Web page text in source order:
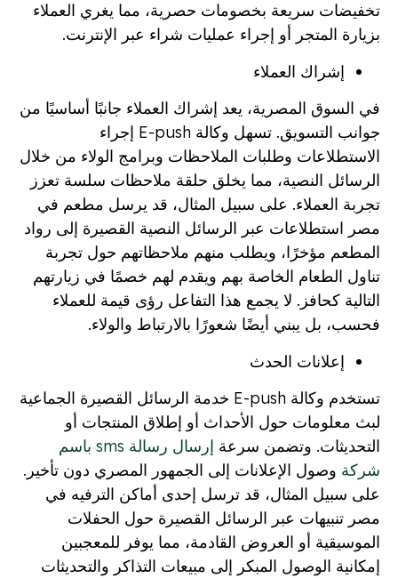
تخفيضات سريعة بخصومات حصرية، مما يغري العملاء
بزيارة المتجر أو إجراء عمليات شراء عبر الإنترنت.
إشراك العملاء
في السوق المصرية، يعد إشراك العملاء جانبًا أساسيًا من
جوانب التسويق. تسهل وكالة E-push إجراء
الاستطلاعات وطلبات الملاحظات وبرامج الولاء من خلال
الرسائل النصية، مما يخلق حلقة ملاحظات سلسة تعزز
تجربة العملاء. على سبيل المثال، قد يرسل مطعم في
مصر استطلاعات عبر الرسائل النصية القصيرة إلى رواد
المطعم مؤخرًا، ويطلب منهم ملاحظاتهم حول تجربة
تناول الطعام الخاصة بهم ويقدم لهم خصمًا في زيارتهم
التالية كحافز. لا يجمع هذا التفاعل رؤى قيمة للعملاء
فحسب، بل يبني أيضًا شعورًا بالارتباط والولاء.
إعلانات الحدث
تستخدم وكالة E-push خدمة الرسائل القصيرة الجماعية
لبث معلومات حول الأحداث أو إطلاق المنتجات أو
التحديثات. وتضمن سرعة
إرسال رسالة sms باسم
شركة وصول الإعلانات إلى الجمهور المصري دون تأخير.
على سبيل المثال، قد ترسل إحدى أماكن الترفيه في
مصر تنبيهات عبر الرسائل القصيرة حول الحفلات
الموسيقية أو العروض القادمة، مما يوفر للمعجبين
إمكانية الوصول المبكر إلى مبيعات التذاكر والتحديثات